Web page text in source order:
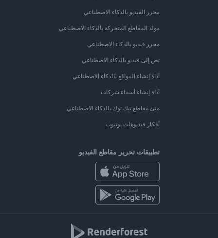
محرر الفيديو بالذكاء الاصطناعي
مولد المقاطع المتحركة بالذكاء الاصطناعي
محرر فيديو بالذكاء الاصطناعي
نص إلى فيديو بالذكاء الاصطناعي
أداة إنشاء المواقع بالذكاء الاصطناعي
أداة إنشاء أسماء شركات
منئ مقاطع تيك توك بالذكاء الاصطناعي
أفكار فيديوهات يوتيوب
تطبيقات تحرير مقاطع الفيديو